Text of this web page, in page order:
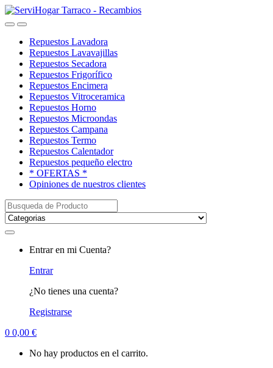
Saltar
a
saltar
al
OpenClose
Repuestos Lavadora
Repuestos Lavavajillas
Repuestos Secadora
Repuestos Frigorífico
Repuestos Encimera
Repuestos Vitroceramica
Repuestos Horno
Repuestos Microondas
Repuestos Campana
Repuestos Termo
Repuestos Calentador
Repuestos pequeño electro
* OFERTAS *
Opiniones de nuestros clientes
Buscar:
Entrar en mi Cuenta?
Entrar
¿No tienes una cuenta?
Registrarse
0 0,00 €
No hay productos en el carrito.